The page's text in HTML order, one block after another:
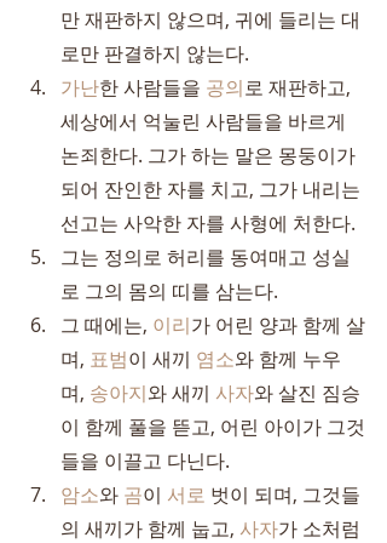
만 재판하지 않으며, 귀에 들리는 대
로만 판결하지 않는다.
가난한 사람들을 공의로 재판하고,
세상에서 억눌린 사람들을 바르게
논죄한다. 그가 하는 말은 몽둥이가
되어 잔인한 자를 치고, 그가 내리는
선고는 사악한 자를 사형에 처한다.
그는 정의로 허리를 동여매고 성실
로 그의 몸의 띠를 삼는다.
그 때에는, 이리가 어린 양과 함께 살
며, 표범이 새끼 염소와 함께 누우
며, 송아지와 새끼 사자와 살진 짐승
이 함께 풀을 뜯고, 어린 아이가 그것
들을 이끌고 다닌다.
암소와 곰이 서로 벗이 되며, 그것들
의 새끼가 함께 눕고, 사자가 소처럼